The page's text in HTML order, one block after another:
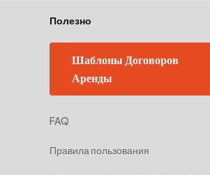
Полезно
Шаблоны Договоров
Аренды
FAQ
Правила пользования